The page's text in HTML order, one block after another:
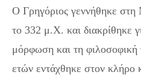
Ο Γρηγόριος γεννήθηκε στη
το 332 μ.Χ. και διακρίθηκε
μόρφωση και τη φιλοσοφική
ετών εντάχθηκε στον κλήρο